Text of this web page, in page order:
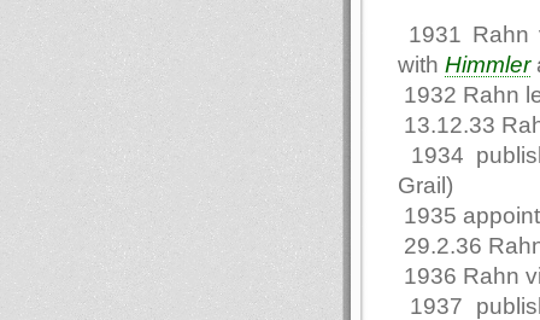
1931 Rahn
with Himmler
1932 Rahn
13.12.33
1934
Grail)
1935
29.2.36
1936 Rahn
1937